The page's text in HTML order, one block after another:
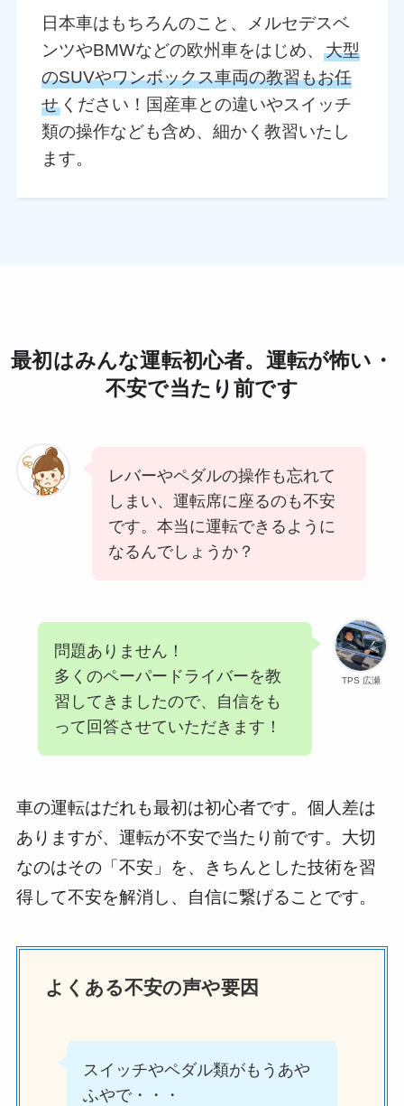
日本車はもちろんのこと、メルセデスベ
ンツやBMWなどの欧州車をはじめ、大型
のSUVやワンボックス車両の教習もお任
せ ください！国産車との違いやスイッチ
類の操作なども含め、細かく教習いたし
ます。
最初はみんな運転初心者。運転が怖い・
不安で当たり前です
レバーやペダルの操作も忘れて
しまい、運転席に座るのも不安
です。本当に運転できるように
なるんでしょうか？
TPS 広瀬
問題ありません！
多くのペーパードライバーを教
習してきましたので、自信をも
って回答させていただきます！
車の運転はだれも最初は初心者です。個人差は
ありますが、運転が不安で当たり前です。大切
なのはその「不安」を、きちんとした技術を習
得して不安を解消し、自信に繋げることです。
よくある不安の声や要因
スイッチやペダル類がもうあや
ふやで・・・